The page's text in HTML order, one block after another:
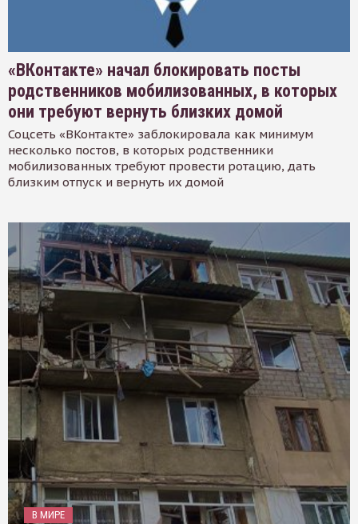
«ВКонтакте» начал блокировать посты
родственников мобилизованных, в которых
они требуют вернуть близких домой
Соцсеть «ВКонтакте» заблокировала как минимум
несколько постов, в которых родственники
мобилизованных требуют провести ротацию, дать
близким отпуск и вернуть их домой
В МИРЕ